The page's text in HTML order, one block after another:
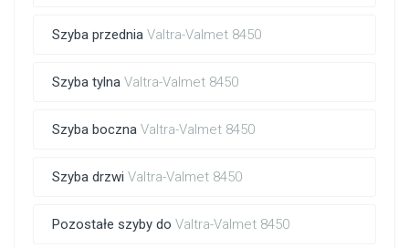
Szyba przednia Valtra-Valmet 8450
Szyba tylna Valtra-Valmet 8450
Szyba boczna Valtra-Valmet 8450
Szyba drzwi Valtra-Valmet 8450
Pozostałe szyby do Valtra-Valmet 8450